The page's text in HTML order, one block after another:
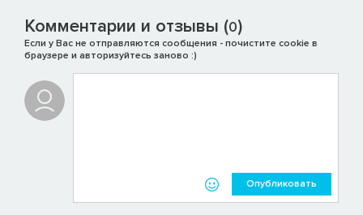
Комментарии и отзывы (0)
Если у Вас не отправляются сообщения - почистите cookie в
браузере и авторизуйтесь заново :)
Опубликовать